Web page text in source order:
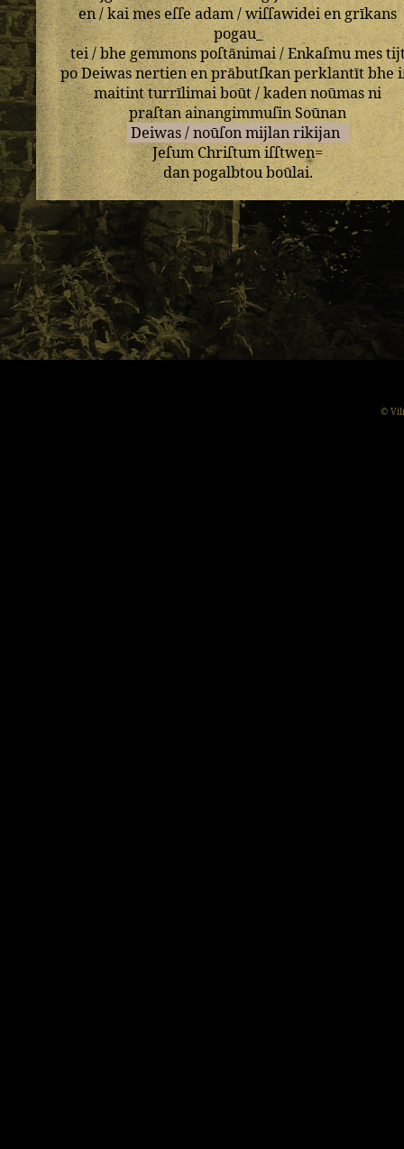
en/kaimeseſſe adam/wiſſawidei en grīkans
pogau_
tei/bhegemmonspoſtānimai/Enkaſmumes
poDeiwasnertienenprābutſkanperklantītbhe
maitintturrīlimaiboūt/kadennoūmas ni
praſtanainangimmuſinSoūnan
Deiwas/noūſon mijlan rikijan
Jeſum Chriſtumiſſtwen=
danpogalbtouboūlai.
©